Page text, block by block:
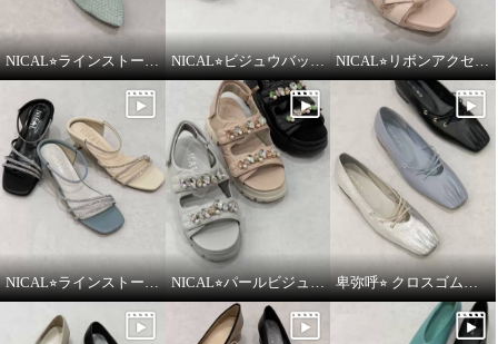
NICAL⭐︎ラインストーンシアーミュールをご紹介いたします。 NICAL⭐︎ビジュウバックル×サテンベルトボリュームをご紹介いたします。 NICAL⭐︎リボンアクセントキルティングサンダルをご紹介いたします。
NICAL⭐︎ラインストーンナローストラップミュールをご紹介いたします。 NICAL⭐︎パールビジュー×キルティングボリュームサンダルをご紹介いたします。 卑弥呼⭐︎ クロスゴムフラットパンプスをご紹介いたします。